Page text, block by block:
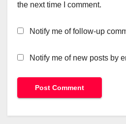
the next time I comment.
Notify me of follow-up
Notify me of new posts by